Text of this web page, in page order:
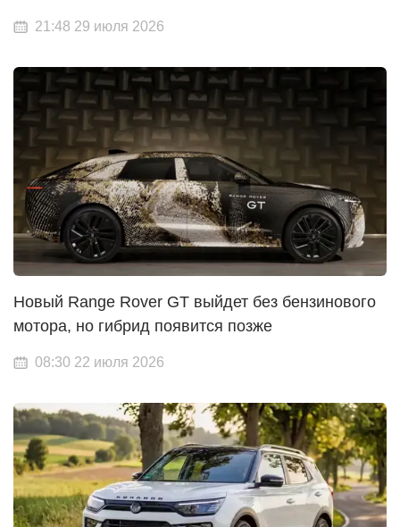
21:48 29 июля 2026
Новый Range Rover GT выйдет без бензинового
мотора, но гибрид появится позже
08:30 22 июля 2026